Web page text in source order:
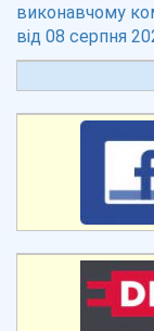
виконавчому
від 08 серпня